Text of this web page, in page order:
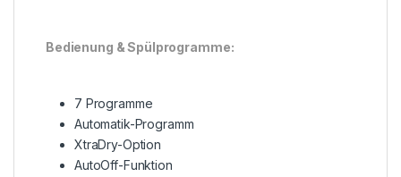
Bedienung & Spülprogramme:
7 Programme
Automatik-Programm
XtraDry-Option
AutoOff-Funktion